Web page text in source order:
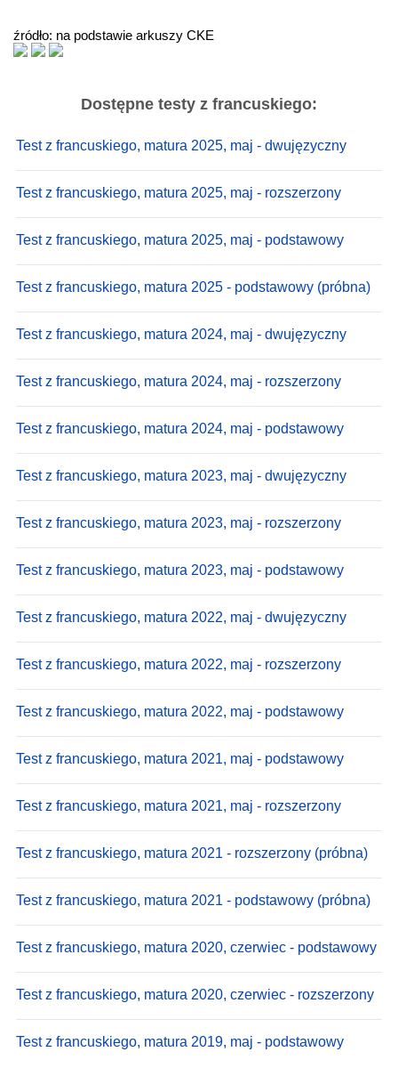
źródło: na podstawie arkuszy CKE
Dostępne testy z francuskiego:
Test z francuskiego, matura 2025, maj - dwujęzyczny
Test z francuskiego, matura 2025, maj - rozszerzony
Test z francuskiego, matura 2025, maj - podstawowy
Test z francuskiego, matura 2025 - podstawowy (próbna)
Test z francuskiego, matura 2024, maj - dwujęzyczny
Test z francuskiego, matura 2024, maj - rozszerzony
Test z francuskiego, matura 2024, maj - podstawowy
Test z francuskiego, matura 2023, maj - dwujęzyczny
Test z francuskiego, matura 2023, maj - rozszerzony
Test z francuskiego, matura 2023, maj - podstawowy
Test z francuskiego, matura 2022, maj - dwujęzyczny
Test z francuskiego, matura 2022, maj - rozszerzony
Test z francuskiego, matura 2022, maj - podstawowy
Test z francuskiego, matura 2021, maj - podstawowy
Test z francuskiego, matura 2021, maj - rozszerzony
Test z francuskiego, matura 2021 - rozszerzony (próbna)
Test z francuskiego, matura 2021 - podstawowy (próbna)
Test z francuskiego, matura 2020, czerwiec - podstawowy
Test z francuskiego, matura 2020, czerwiec - rozszerzony
Test z francuskiego, matura 2019, maj - podstawowy